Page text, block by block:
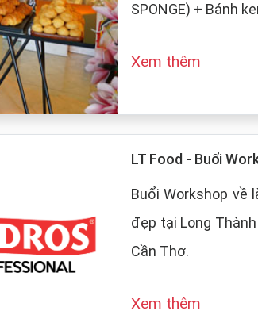
SPONGE) + Bánh
Xem thêm
LT Food - Buổi
Buổi Workshop về
đẹp tại Long
Cần Thơ.
Xem thêm